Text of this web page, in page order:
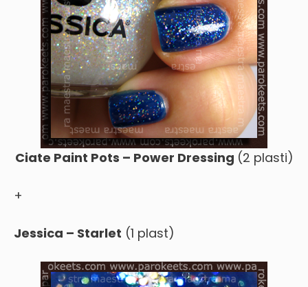
Ciate Paint Pots – Power Dressing (2 plasti)
+
Jessica – Starlet (1 plast)